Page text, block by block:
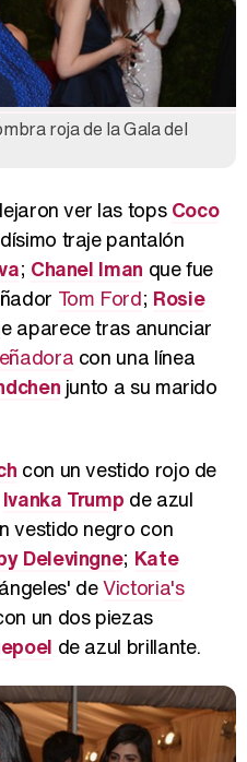
roja de la Gala del
ver las topsCoco
traje pantalón
; Chanel Iman que fue
Tom Ford; Rosie
aparece tras anunciar
con una línea
junto a su marido
con un vestido rojo de
Ivanka Trump de azul
vestido negro con
Delevingne; Kate
deVictoria's
un dos piezas
de azul brillante.